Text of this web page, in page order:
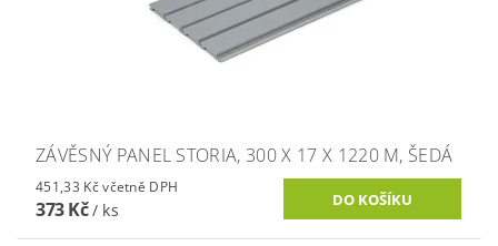
ZÁVĚSNÝ PANEL STORIA, 300 X 17 X 1220 M, ŠEDÁ
451,33 Kč včetně DPH
373 Kč/ ks